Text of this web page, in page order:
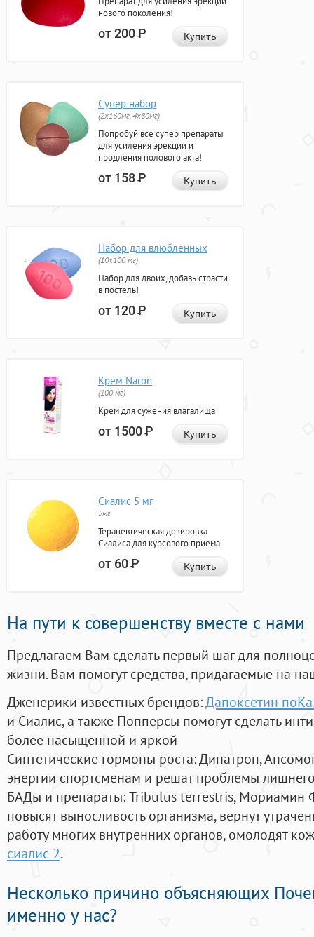
нового поколения!
от 200Р Купить
Супер набор
(2х160мг, 4х80мг)
Попробуй все супер препараты
для усиления эрекции и
продления полового акта!
от 158Р Купить
Набор для влюбленных
(10х100 мг)
Набор для двоих, добавь страсти
в постель!
от 120Р Купить
Крем Naron
(100 мг)
Крем для сужения влагалища
от 1500Р Купить
Сиалис 5 мг
5мг
Терапевтическая дозировка
Сиалиса для курсового приема
от 60Р Купить
На пути к совершенству вместе с нами
Предлагаем Вам сделать первый шаг для
жизни. Вам помогут средства, придагаемые на
Дженерики известных брендов:Дапоксетин
и Сиалис, а также Попперсы помогут сделать
более насыщенной и яркой
Синтетические гормоны роста: Динатроп,
энергии спортсменам и решат проблемы
БАДы и препараты:Tribulus terrestris, Мориамин
повысят выносливость организма, вернут
работу многих внутренних органов, омолодят
сиалис 2.
Несколько причино объясняющих
именно у нас?